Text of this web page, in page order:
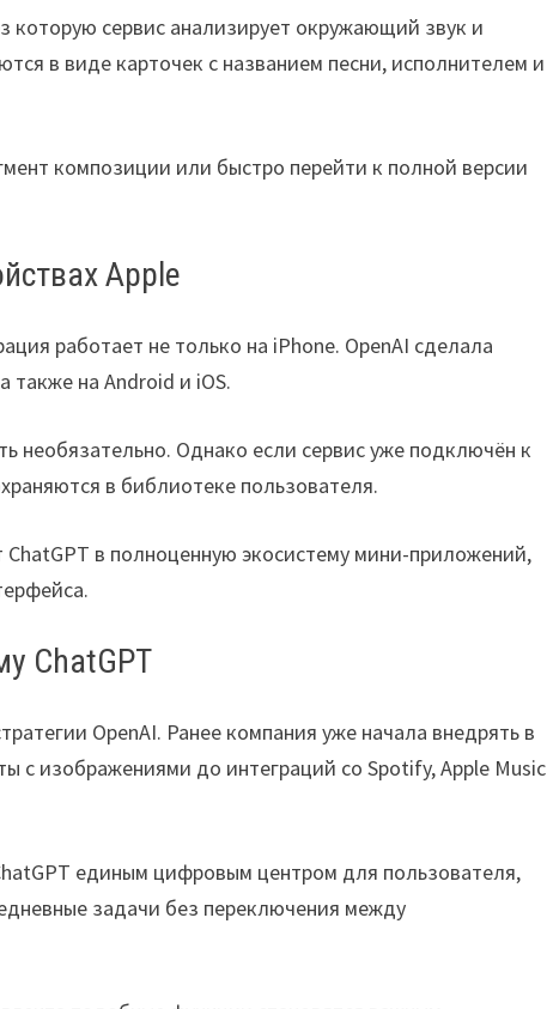
которую сервис анализирует окружающий звук и
в виде карточек с названием песни, исполнителем и
композиции или быстро перейти к полной версии
Apple
работает не только на iPhone. OpenAI сделала
также на Android и iOS.
необязательно. Однако если сервис уже подключён к
в библиотеке пользователя.
в полноценную экосистему мини-приложений,
ChatGPT
OpenAI. Ранее компания уже начала внедрять в
с изображениями до интеграций со Spotify, Apple Music
единым цифровым центром для пользователя,
задачи без переключения между